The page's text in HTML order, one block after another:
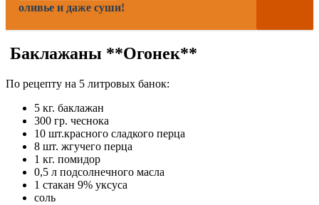
оливье и даже суши!
Баклажаны **Огонек**
По рецепту на 5 литровых банок:
5 кг. баклажан
300 гp. чеснока
10 шт.красного сладкого перца
8 шт. жгучего перца
1 кг. помидор
0,5 л подсолнечного масла
1 стакан 9% уксуса
cоль